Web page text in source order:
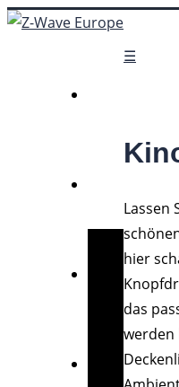
☰
Lassen
hier
das
werden